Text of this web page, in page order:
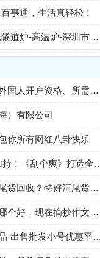
事通，生活真轻松！
工业烤箱-红外线隧道炉-高温炉-深圳市兴海诚电热科技有限公司 - 八方资源网
越南银行开户：外国人开户资格、所需文件、开户步骤及注意事项
）有限公司
你所有网红八卦快乐
PG福运象财神加持！《
哪里有外贸服装尾货回收？特好清尾货网帮你轻松解决
中小学作文网选哪个好，现在摘抄作文我都在这个网站
闲鱼小号发布商品-出售批发小号优惠平台-咸鱼优质小号购买